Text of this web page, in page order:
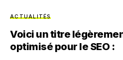
ACTUALITÉS
Voici un titre
optimisé pour le SEO :